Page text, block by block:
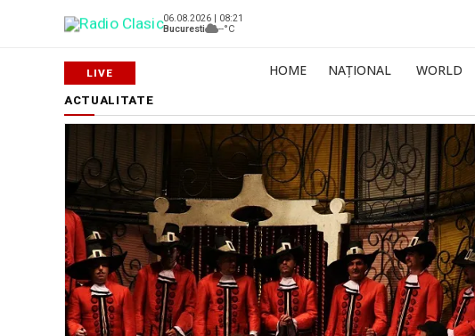
06.08.2026 | 08:21
Bucuresti
--°C
HOME NAȚIONAL WORLD
ACTUALITATE